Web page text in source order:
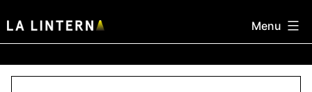
to
Menu